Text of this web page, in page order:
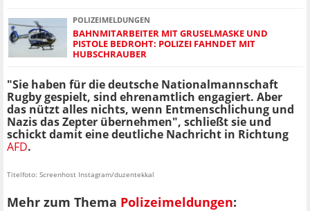
POLIZEIMELDUNGEN
BAHNMITARBEITER MIT GRUSELMASKE UND
PISTOLE BEDROHT: POLIZEI FAHNDET MIT
HUBSCHRAUBER
"Sie haben für die deutsche Nationalmannschaft
Rugby gespielt, sind ehrenamtlich engagiert. Aber
das nützt alles nichts, wenn Entmenschlichung und
Nazis das Zepter übernehmen", schließt sie und
schickt damit eine deutliche Nachricht in Richtung
AFD.
Titelfoto: Screenhost Instagram/duzentekkal
Mehr zum Thema Polizeimeldungen: